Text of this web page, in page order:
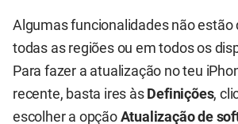
Algumas funcionalidades não estão
todas as regiões ou em todos os
Para fazer a atualização no teu
recente, basta ires às Definições,
escolher a opção Atualização de